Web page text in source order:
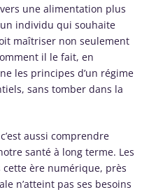
une alimentation plus
individu qui souhaite
maîtriser non seulement
il le fait, en
les principes d’un régime
sans tomber dans la
aussi comprendre
santé à long terme. Les
ère numérique, près
n’atteint pas ses besoins